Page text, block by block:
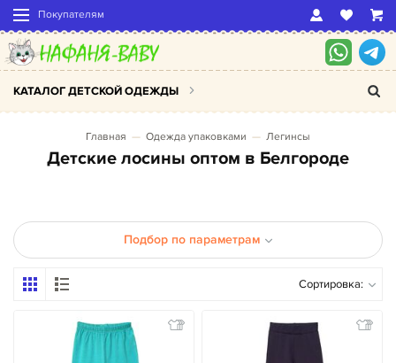
Покупателям
КАТАЛОГ ДЕТСКОЙ ОДЕЖДЫ
Главная Одежда упаковками Легинсы
Детские лосины оптом в Белгороде
Подбор по параметрам
Сортировка: